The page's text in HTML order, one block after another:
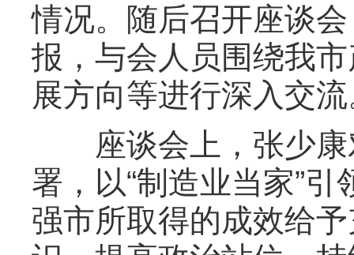
情况。随后召开座谈
报，与会人员围绕我
展方向等进行深入交
座谈会上，张少康
署，以“制造业当家”
强市所取得的成效给